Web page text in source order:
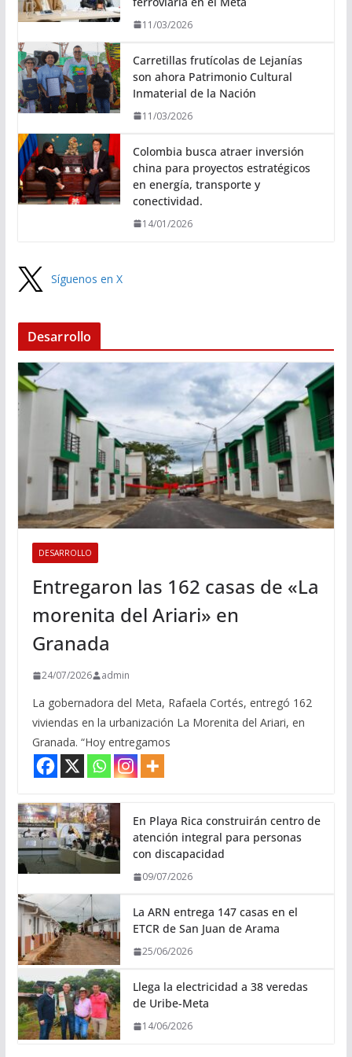
11/03/2026
Carretillas frutícolas de Lejanías
son ahora Patrimonio Cultural
Inmaterial de la Nación
11/03/2026
Colombia busca atraer inversión
china para proyectos estratégicos
en energía, transporte y
conectividad.
14/01/2026
Síguenos en X
Desarrollo
DESARROLLO
Entregaron las 162 casas de «La
morenita del Ariari» en
Granada
24/07/2026 admin
La gobernadora del Meta, Rafaela Cortés, entregó 162
viviendas en la urbanización La Morenita del Ariari, en
Granada. “Hoy entregamos
En Playa Rica construirán centro de
atención integral para personas
con discapacidad
09/07/2026
La ARN entrega 147 casas en el
ETCR de San Juan de Arama
25/06/2026
Llega la electricidad a 38 veredas
de Uribe-Meta
14/06/2026